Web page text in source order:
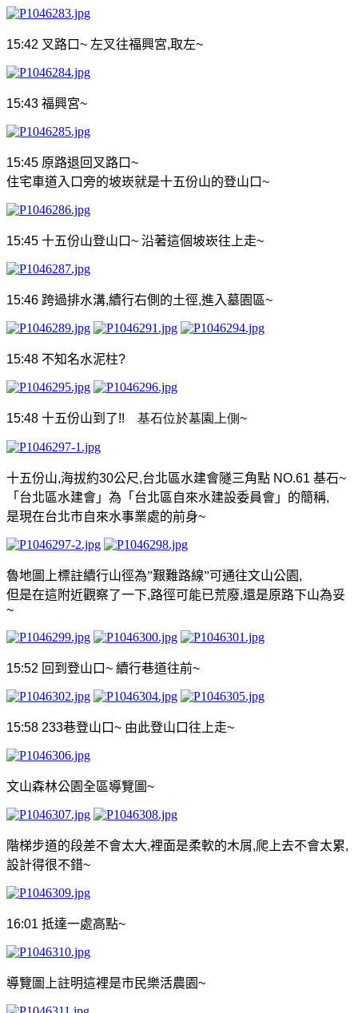
15:42 叉路口~ 左叉往福興宮,取左~
15:43 福興宮~
15:45 原路退回叉路口~
住宅車道入口旁的坡崁就是十五份山的登山口~
15:45 十五份山登山口~ 沿著這個坡崁往上走~
15:46 跨過排水溝,續行右側的土徑,進入墓園區~
15:48 不知名水泥柱?
15:48 十五份山到了!! 基石位於墓園上側~
十五份山,海拔約30公尺,台北區水建會隧三角點 NO.61 基石~
「台北區水建會」為「台北區自來水建設委員會」的簡稱,
是現在台北市自來水事業處的前身~
魯地圖上標註續行山徑為”艱難路線”可通往文山公園 ,
但是在這附近觀察了一下,路徑可能已荒廢,還是原路下山為妥
~
15:52 回到登山口~ 續行巷道往前~
15:58 233巷登山口~ 由此登山口往上走~
文山森林公園全區導覽圖~
階梯步道的段差不會太大,裡面是柔軟的木屑,爬上去不會太累,
設計得很不錯~
16:01 抵達一處高點~
導覽圖上註明這裡是市民樂活農園~